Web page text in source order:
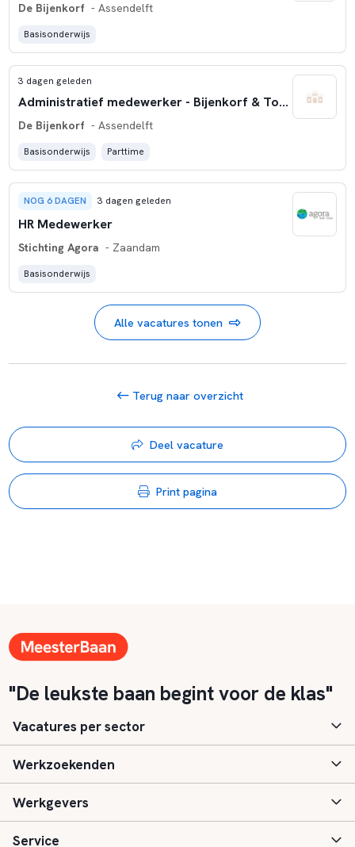
De Bijenkorf - Assendelft
Basisonderwijs
3 dagen geleden
Administratief medewerker - Bijenkorf & Toermalijn
De Bijenkorf - Assendelft
Basisonderwijs Parttime
NOG 6 DAGEN 3 dagen geleden
HR Medewerker
Stichting Agora - Zaandam
Basisonderwijs
Alle vacatures tonen
Terug naar overzicht
Deel vacature
Print pagina
"De leukste baan begint voor de klas"
Vacatures per sector
Basisonderwijs
Speciaal (basis) onderwijs
Voortgezet onderwijs
Werkzoekenden
Aanmelden
Vacatures
Werkgevers
Inloggen
Service